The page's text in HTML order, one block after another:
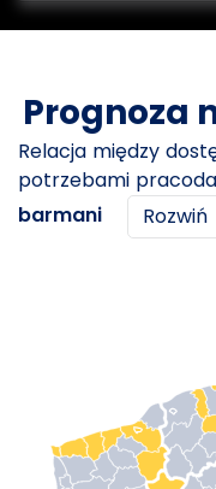
Prognoza
Relacja między
potrzebami
barmani
Rozwiń